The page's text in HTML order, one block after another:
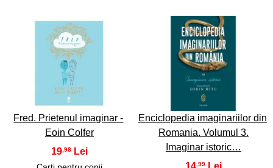
23
Fred. Prietenul imaginar -
Eoin Colfer
19,98
24
Enciclopedia imaginariilor din
Romania. Volumul 3.
Imaginar istoric…
14,99